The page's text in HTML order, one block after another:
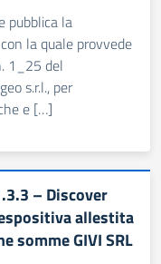
pubblica la
la quale provvede
1_25 del
s.r.l., per
e […]
– Discover
allestita
somme GIVI SRL